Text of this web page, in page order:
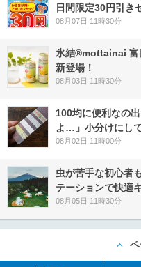
日間限定30円引き
08月07日 11時30分
氷結®mottainai 富
新登場！
08月03日 11時30分
100均に便利なの
よ…」小分けにし
08月02日 11時00分
虫が苦手な初心者
テーションで快適
08月05日 11時30分